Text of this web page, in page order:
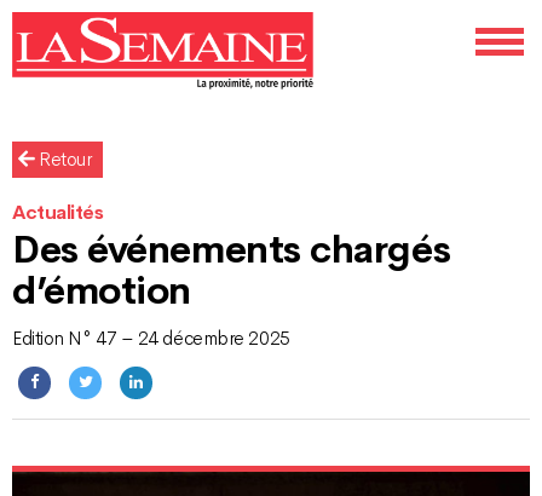
Retour
Actualités
Des événements chargés
d’émotion
Edition N° 47 – 24 décembre 2025